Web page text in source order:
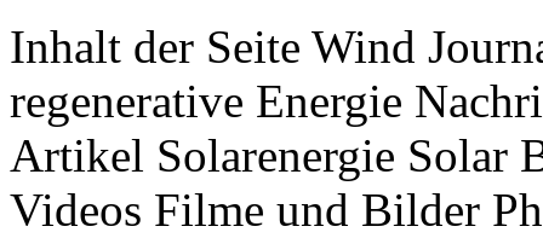
Inhalt der Seite Wind
regenerative Energie
Artikel Solarenergie Solar
Videos Filme und Bilder